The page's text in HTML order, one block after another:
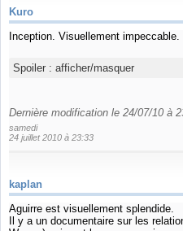
Kuro
Inception. Visuellement impeccable.
Spoiler : afficher/masquer
Dernière modification le 24/07/10 à
samedi
24 juillet 2010 à 23:33
kaplan
Aguirre est visuellement splendide.
Il y a un documentaire sur les